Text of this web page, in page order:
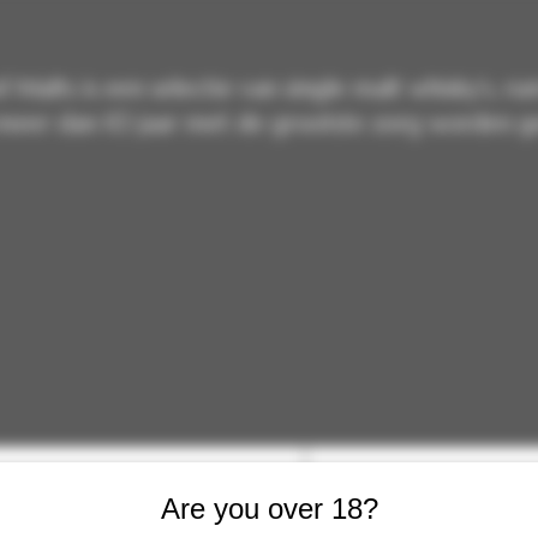
Are you over 18?
Malts is een selectie van single malt whisky's,
dan 10 jaar met de grootste zorg worden
ARMAGNAC